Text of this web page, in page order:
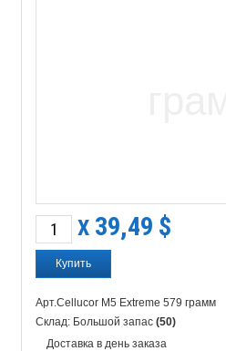
X 39,49 $
Арт.Cellucor M5 Extreme 579 грамм
Склад: Большой запас (50)
Доставка в день заказа